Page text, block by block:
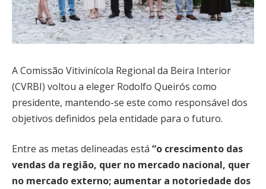
A Comissão Vitivinícola Regional da Beira Interior
(CVRBI) voltou a eleger Rodolfo Queirós como
presidente, mantendo-se este como responsável dos
objetivos definidos pela entidade para o futuro.
Entre as metas delineadas está “o crescimento das
vendas da região, quer no mercado nacional, quer
no mercado externo; aumentar a notoriedade dos